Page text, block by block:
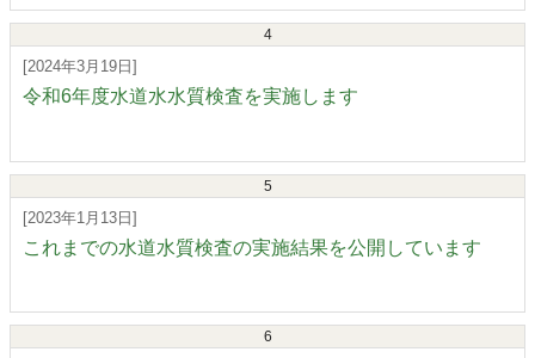
4
[2024年3月19日]
令和6年度水道水水質検査を実施します
5
[2023年1月13日]
これまでの水道水質検査の実施結果を公開しています
6